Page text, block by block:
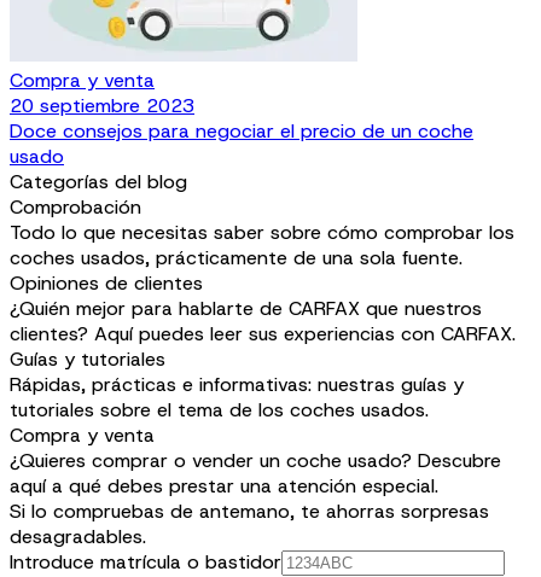
Compra y venta
20 septiembre 2023
Doce consejos para negociar el precio de un coche
usado
Categorías del blog
Comprobación
Todo lo que necesitas saber sobre cómo comprobar los
coches usados, prácticamente de una sola fuente.
Opiniones de clientes
¿Quién mejor para hablarte de CARFAX que nuestros
clientes? Aquí puedes leer sus experiencias con CARFAX.
Guías y tutoriales
Rápidas, prácticas e informativas: nuestras guías y
tutoriales sobre el tema de los coches usados.
Compra y venta
¿Quieres comprar o vender un coche usado? Descubre
aquí a qué debes prestar una atención especial.
Si lo compruebas de antemano, te ahorras sorpresas
desagradables.
Introduce matrícula o bastidor